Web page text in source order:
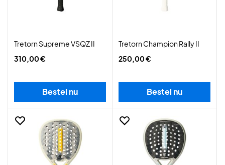
Tretorn Supreme VSQZ II
310,00 €
Bestel nu
Tretorn Champion Rally II
250,00 €
Bestel nu